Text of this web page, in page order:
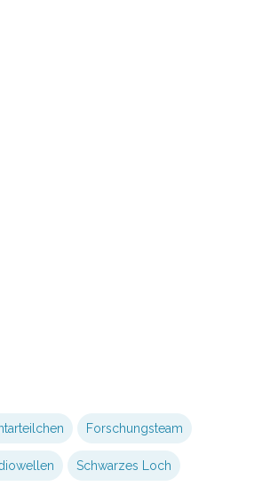
Forschungsteam
Schwarzes Loch